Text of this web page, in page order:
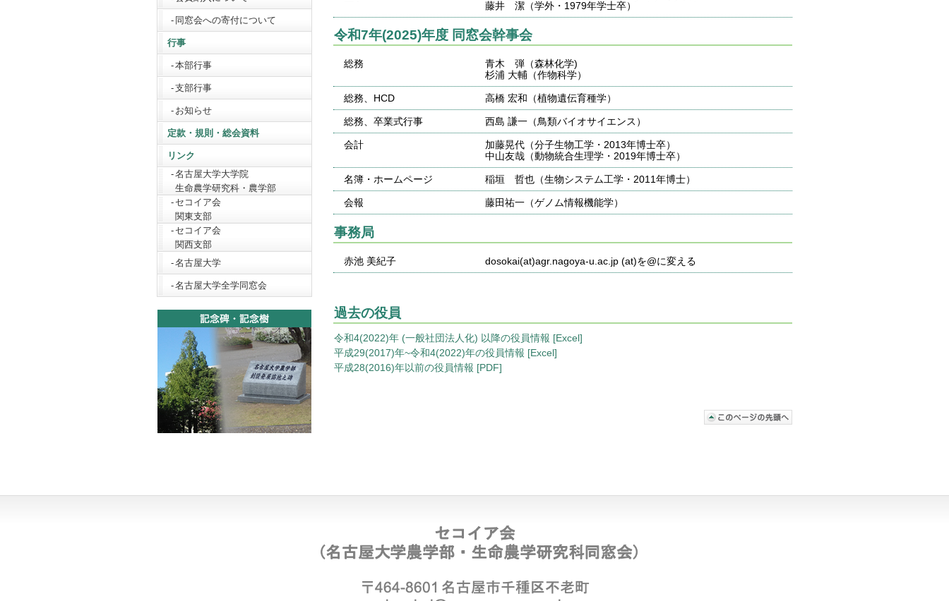
藤井 潔（学外・1979年学士卒）
令和7年(2025)年度 同窓会幹事会
総務
青木 弾（森林化学)
杉浦 大輔（作物科学）
総務、HCD 高橋 宏和（植物遺伝育種学）
総務、卒業式行事 西島 謙一（鳥類バイオサイエンス）
会計
加藤晃代（分子生物工学・2013年博士卒）
中山友哉（動物統合生理学・2019年博士卒）
名簿・ホームページ 稲垣 哲也（生物システム工学・2011年博士）
会報 藤田祐一（ゲノム情報機能学）
事務局
赤池 美紀子 dosokai(at)agr.nagoya-u.ac.jp (at)を@に変える
過去の役員
令和4(2022)年 (一般社団法人化) 以降の役員情報 [Excel]
平成29(2017)年~令和4(2022)年の役員情報 [Excel]
平成28(2016)年以前の役員情報 [PDF]
同窓会への寄付について
行事
本部行事
支部行事
お知らせ
定款・規則・総会資料
リンク
名古屋大学大学院
生命農学研究科・農学部
セコイア会
関東支部
セコイア会
関西支部
名古屋大学
名古屋大学全学同窓会